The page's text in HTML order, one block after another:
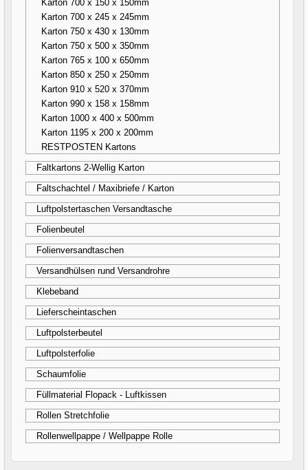
Karton 700 x 150 x 150mm
Karton 700 x 245 x 245mm
Karton 750 x 430 x 130mm
Karton 750 x 500 x 350mm
Karton 765 x 100 x 650mm
Karton 850 x 250 x 250mm
Karton 910 x 520 x 370mm
Karton 990 x 158 x 158mm
Karton 1000 x 400 x 500mm
Karton 1195 x 200 x 200mm
RESTPOSTEN Kartons
Faltkartons 2-Wellig Karton
Faltschachtel / Maxibriefe / Karton
Luftpolstertaschen Versandtasche
Folienbeutel
Folienversandtaschen
Versandhülsen rund Versandrohre
Klebeband
Lieferscheintaschen
Luftpolsterbeutel
Luftpolsterfolie
Schaumfolie
Füllmaterial Flopack - Luftkissen
Rollen Stretchfolie
Rollenwellpappe / Wellpappe Rolle